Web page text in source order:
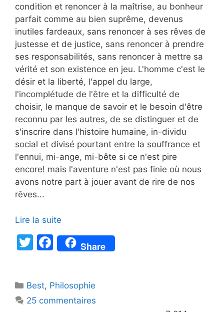
condition et renoncer à la maîtrise, au bonheur
parfait comme au bien suprême, devenus
inutiles fardeaux, sans renoncer à ses rêves de
justesse et de justice, sans renoncer à prendre
ses responsabilités, sans renoncer à mettre sa
vérité et son existence en jeu. L'homme c'est le
désir et la liberté, l'appel du large,
l'incomplétude de l'être et la difficulté de
choisir, le manque de savoir et le besoin d'être
reconnu par les autres, de se distinguer et de
s'inscrire dans l'histoire humaine, in-dividu
social et divisé pourtant entre la souffrance et
l'ennui, mi-ange, mi-bête si ce n'est pire
encore! mais l'aventure n'est pas finie où nous
avons notre part à jouer avant de rire de nos
rêves...
Lire la suite
T
er
F
a
e
b
Share
Catégories
Best, Philosophie
25 commentaires